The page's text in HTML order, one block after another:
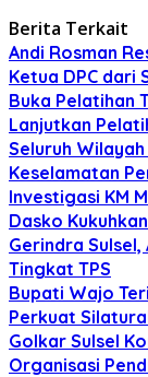
Berita Terkait
Andi Rosman
Ketua DPC dari
Buka Pelatihan
Lanjutkan
Seluruh
Keselamatan
Investigasi KM
Dasko
Gerindra
Tingkat TPS
Bupati Wajo
Perkuat
Golkar Sulsel
Organisasi